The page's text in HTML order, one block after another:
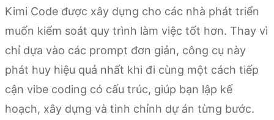
Kimi Code được xây dựng cho các nhà phát triển
muốn kiểm soát quy trình làm việc tốt hơn. Thay vì
chỉ dựa vào các prompt đơn giản, công cụ này
phát huy hiệu quả nhất khi đi cùng một cách tiếp
cận vibe coding có cấu trúc, giúp bạn lập kế
hoạch, xây dựng và tinh chỉnh dự án từng bước.